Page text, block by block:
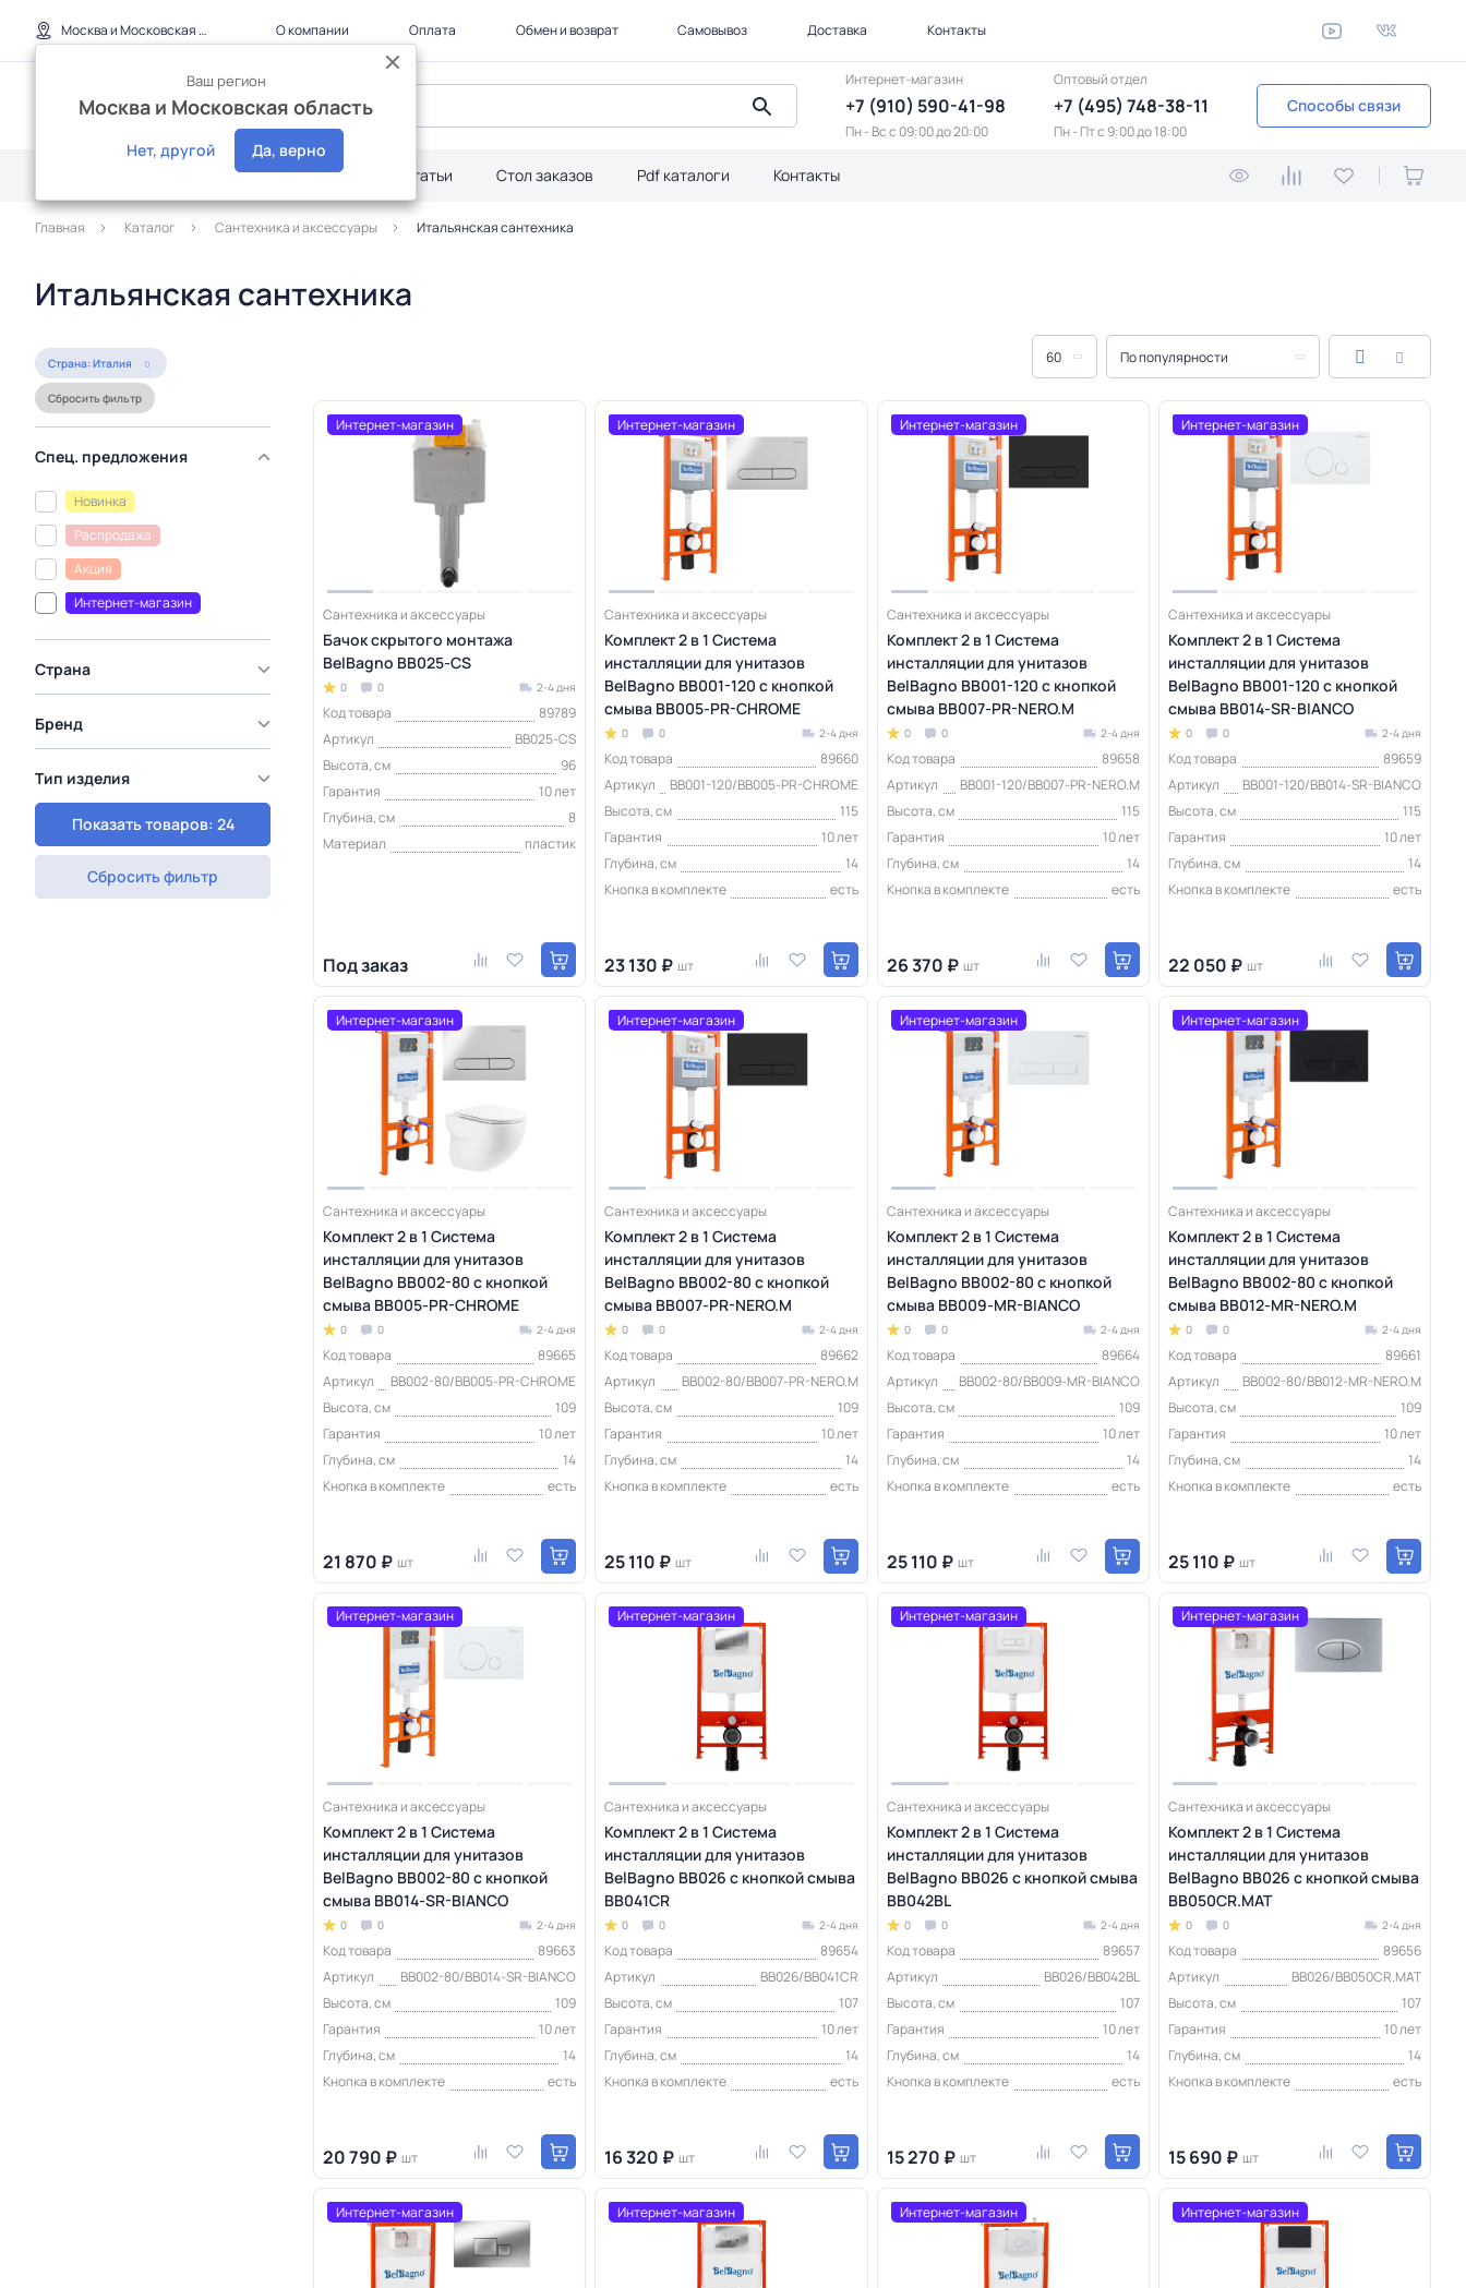
Москва и Московская область
Ваш регион
Москва и Московская область
Нет, другой Да, верно
О компании Оплата Обмен и возврат Самовывоз Доставка Контакты
Интернет-магазин
+7 (910) 590-41-98
Пн - Вс с 09:00 до 20:00
Оптовый отдел
+7 (495) 748-38-11
Пн - Пт c 9:00 до 18:00
Способы связи
Дилерам Акции Статьи Стол заказов Pdf каталоги Контакты
Главная Каталог Сантехника и аксессуары Итальянская сантехника
Итальянская сантехника
Страна: Италия
Сбросить фильтр
Спец. предложения
Новинка
Распродажа
Акция
Интернет-магазин
Страна
Бренд
Тип изделия
Показать товаров: 24
Сбросить фильтр
60 По популярности
Интернет-магазин
Сантехника и аксессуары
Бачок скрытого монтажа
BelBagno BB025-CS
0 0 2-4 дня
Код товара
89789
Артикул
BB025-CS
Высота, см
96
Гарантия
10 лет
Глубина, см
8
Материал
пластик
Под заказ
Интернет-магазин
Сантехника и аксессуары
Комплект 2 в 1 Система
инсталляции для унитазов
BelBagno BB001-120 с кнопкой
смыва BB005-PR-CHROME
0 0 2-4 дня
Код товара
89660
Артикул
BB001-120/BB005-PR-CHROME
Высота, см
115
Гарантия
10 лет
Глубина, см
14
Кнопка в комплекте
есть
23 130 ₽ шт
Интернет-магазин
Сантехника и аксессуары
Комплект 2 в 1 Система
инсталляции для унитазов
BelBagno BB001-120 с кнопкой
смыва BB007-PR-NERO.M
0 0 2-4 дня
Код товара
89658
Артикул
BB001-120/BB007-PR-NERO.M
Высота, см
115
Гарантия
10 лет
Глубина, см
14
Кнопка в комплекте
есть
26 370 ₽ шт
Интернет-магазин
Сантехника и аксессуары
Комплект 2 в 1 Система
инсталляции для унитазов
BelBagno BB001-120 с кнопкой
смыва BB014-SR-BIANCO
0 0 2-4 дня
Код товара
89659
Артикул
BB001-120/BB014-SR-BIANCO
Высота, см
115
Гарантия
10 лет
Глубина, см
14
Кнопка в комплекте
есть
22 050 ₽ шт
Интернет-магазин
Сантехника и аксессуары
Комплект 2 в 1 Система
инсталляции для унитазов
BelBagno BB002-80 с кнопкой
смыва BB005-PR-CHROME
0 0 2-4 дня
Код товара
89665
Артикул
BB002-80/BB005-PR-CHROME
Высота, см
109
Гарантия
10 лет
Глубина, см
14
Кнопка в комплекте
есть
21 870 ₽ шт
Интернет-магазин
Сантехника и аксессуары
Комплект 2 в 1 Система
инсталляции для унитазов
BelBagno BB002-80 с кнопкой
смыва BB007-PR-NERO.M
0 0 2-4 дня
Код товара
89662
Артикул
BB002-80/BB007-PR-NERO.M
Высота, см
109
Гарантия
10 лет
Глубина, см
14
Кнопка в комплекте
есть
25 110 ₽ шт
Интернет-магазин
Сантехника и аксессуары
Комплект 2 в 1 Система
инсталляции для унитазов
BelBagno BB002-80 с кнопкой
смыва BB009-MR-BIANCO
0 0 2-4 дня
Код товара
89664
Артикул
BB002-80/BB009-MR-BIANCO
Высота, см
109
Гарантия
10 лет
Глубина, см
14
Кнопка в комплекте
есть
25 110 ₽ шт
Интернет-магазин
Сантехника и аксессуары
Комплект 2 в 1 Система
инсталляции для унитазов
BelBagno BB002-80 с кнопкой
смыва BB012-MR-NERO.M
0 0 2-4 дня
Код товара
89661
Артикул
BB002-80/BB012-MR-NERO.M
Высота, см
109
Гарантия
10 лет
Глубина, см
14
Кнопка в комплекте
есть
25 110 ₽ шт
Интернет-магазин
Сантехника и аксессуары
Комплект 2 в 1 Система
инсталляции для унитазов
BelBagno BB002-80 с кнопкой
смыва BB014-SR-BIANCO
0 0 2-4 дня
Код товара
89663
Артикул
BB002-80/BB014-SR-BIANCO
Высота, см
109
Гарантия
10 лет
Глубина, см
14
Кнопка в комплекте
есть
20 790 ₽ шт
Интернет-магазин
Сантехника и аксессуары
Комплект 2 в 1 Система
инсталляции для унитазов
BelBagno BB026 с кнопкой смыва
BB041CR
0 0 2-4 дня
Код товара
89654
Артикул
BB026/BB041CR
Высота, см
107
Гарантия
10 лет
Глубина, см
14
Кнопка в комплекте
есть
16 320 ₽ шт
Интернет-магазин
Сантехника и аксессуары
Комплект 2 в 1 Система
инсталляции для унитазов
BelBagno BB026 с кнопкой смыва
BB042BL
0 0 2-4 дня
Код товара
89657
Артикул
BB026/BB042BL
Высота, см
107
Гарантия
10 лет
Глубина, см
14
Кнопка в комплекте
есть
15 270 ₽ шт
Интернет-магазин
Сантехника и аксессуары
Комплект 2 в 1 Система
инсталляции для унитазов
BelBagno BB026 с кнопкой смыва
BB050CR.MAT
0 0 2-4 дня
Код товара
89656
Артикул
BB026/BB050CR.MAT
Высота, см
107
Гарантия
10 лет
Глубина, см
14
Кнопка в комплекте
есть
15 690 ₽ шт
Интернет-магазин Интернет-магазин Интернет-магазин Интернет-магазин